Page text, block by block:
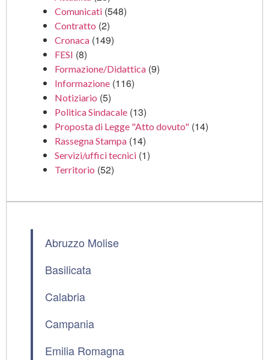
Comunicati (548)
Contratto (2)
Cronaca (149)
FESI (8)
Formazione/Didattica (9)
Informazione (116)
Notiziario (5)
Politica Sindacale (13)
Proposta di Legge "Atto dovuto" (14)
Rassegna Stampa (14)
Servizi/uffici tecnici (1)
Territorio (52)
Abruzzo Molise
Basilicata
Calabria
Campania
Emilia Romagna